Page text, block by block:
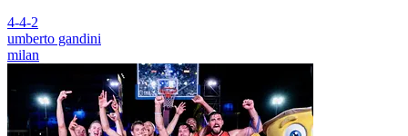
4-4-2
umberto gandini
milan